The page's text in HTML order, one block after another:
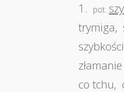
1.
pot.
trymiga,
co tchu,